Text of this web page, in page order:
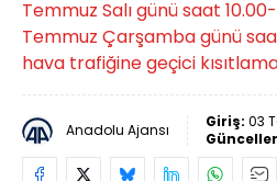
Temmuz Salı günü saat
Temmuz Çarşamba günü
hava trafiğine geçici
Anadolu Ajansı Giriş: 03